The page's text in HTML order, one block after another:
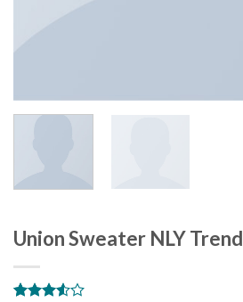
Union Sweater NLY Trend